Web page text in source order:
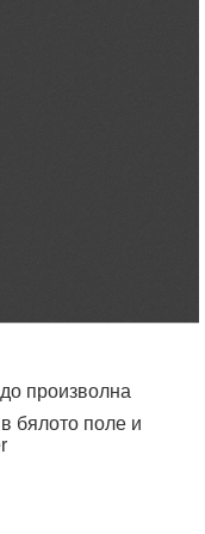
произволна
бялото поле и